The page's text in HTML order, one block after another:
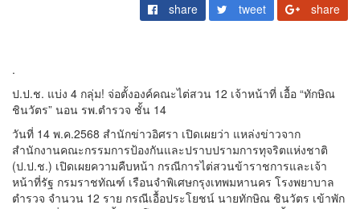
share tweet share
.
ป.ป.ช. แบ่ง 4 กลุ่ม! จ่อตั้งองค์คณะไต่สวน 12 เจ้าหน้าที่ เอื้อ “ทักษิณ
ชินวัตร” นอน รพ.ตำรวจ ชั้น 14
วันที่ 14 พ.ค.2568 สำนักข่าวอิศรา เปิดเผยว่า แหล่งข่าวจาก
สำนักงานคณะกรรมการป้องกันและปราบปรามการทุจริตแห่งชาติ
(ป.ป.ช.) เปิดเผยความคืบหน้า กรณีการไต่สวนข้าราชการและเจ้า
หน้าที่รัฐ กรมราชทัณฑ์ เรือนจำพิเศษกรุงเทพมหานคร โรงพยาบาล
ตำรวจ จำนวน 12 ราย กรณีเอื้อประโยชน์ นายทักษิณ ชินวัตร เข้าพัก